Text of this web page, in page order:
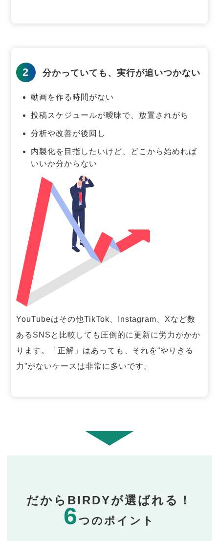
2 分かっていても、実行が追いつかない
動画を作る時間がない
投稿スケジュールが曖昧で、放置されがち
分析や改善が後回し
内製化を目指したいけど、どこから始めれば
いいか分からない
YouTubeはその他TikTok、Instagram、Xなど数
あるSNSと比較しても圧倒的に更新に労力がかか
ります。「正解」はあっても、それを“やりきる
力”がないケースは非常に多いです。
だからBIRDYが選ばれる！
6つのポイント